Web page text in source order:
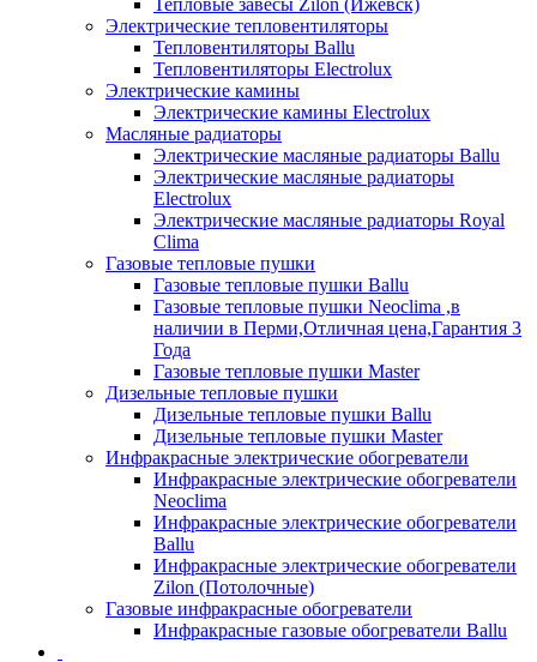
Тепловые завесы Zilon (Ижевск)
Электрические тепловентиляторы
Тепловентиляторы Ballu
Тепловентиляторы Electrolux
Электрические камины
Электрические камины Electrolux
Масляные радиаторы
Электрические масляные радиаторы Ballu
Электрические масляные радиаторы
Electrolux
Электрические масляные радиаторы Royal
Clima
Газовые тепловые пушки
Газовые тепловые пушки Ballu
Газовые тепловые пушки Neoclima ,в
наличии в Перми,Отличная цена,Гарантия 3
Года
Газовые тепловые пушки Master
Дизельные тепловые пушки
Дизельные тепловые пушки Ballu
Дизельные тепловые пушки Master
Инфракрасные электрические обогреватели
Инфракрасные электрические обогреватели
Neoclima
Инфракрасные электрические обогреватели
Ballu
Инфракрасные электрические обогреватели
Zilon (Потолочные)
Газовые инфракрасные обогреватели
Инфракрасные газовые обогреватели Ballu